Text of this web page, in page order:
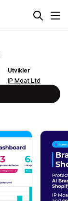
Utvikler
IP Moat Ltd